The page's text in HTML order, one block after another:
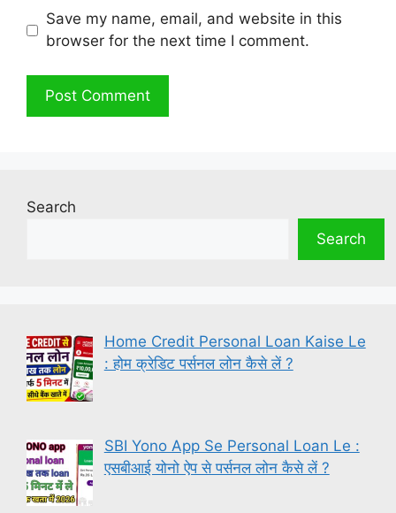
Save my name, email, and website in this
browser for the next time I comment.
Search
Search
Home Credit Personal Loan Kaise Le
: होम क्रेडिट पर्सनल लोन कैसे लें ?
SBI Yono App Se Personal Loan Le :
एसबीआई योनो ऐप से पर्सनल लोन कैसे लें ?